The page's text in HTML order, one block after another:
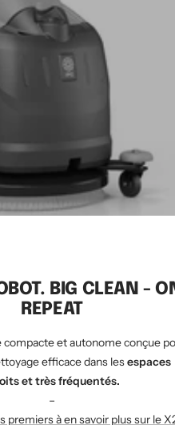
BIG CLEAN -
REPEAT
compacte et autonome conçue
efficace dans lesespaces
et très fréquentés.
–
premiers à en savoir plus sur le
CleanTime CT45 B (batterie)
Prix normal
CHF 6'700.00